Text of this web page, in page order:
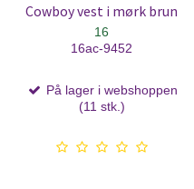
Cowboy vest i mørk brun
16
16ac-9452
På lager i webshoppen
(11 stk.)